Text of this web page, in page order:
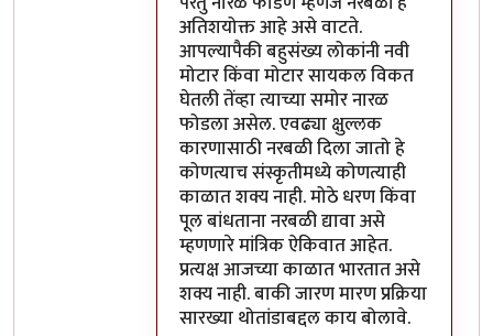
अतिशयोक्त आहे असे वाटते.
आपल्यापैकी बहुसंख्य लोकांनी नवी
मोटार किंवा मोटार सायकल विकत
घेतली तेंव्हा त्याच्या समोर नारळ
फोडला असेल. एवढ्या क्षुल्लक
कारणासाठी नरबळी दिला जातो हे
कोणत्याच संस्कृतीमध्ये कोणत्याही
काळात शक्य नाही. मोठे धरण किंवा
पूल बांधताना नरबळी द्यावा असे
म्हणणारे मांत्रिक ऐकिवात आहेत.
प्रत्यक्ष आजच्या काळात भारतात असे
शक्य नाही. बाकी जारण मारण प्रक्रिया
सारख्या थोतांडाबद्दल काय बोलावे.